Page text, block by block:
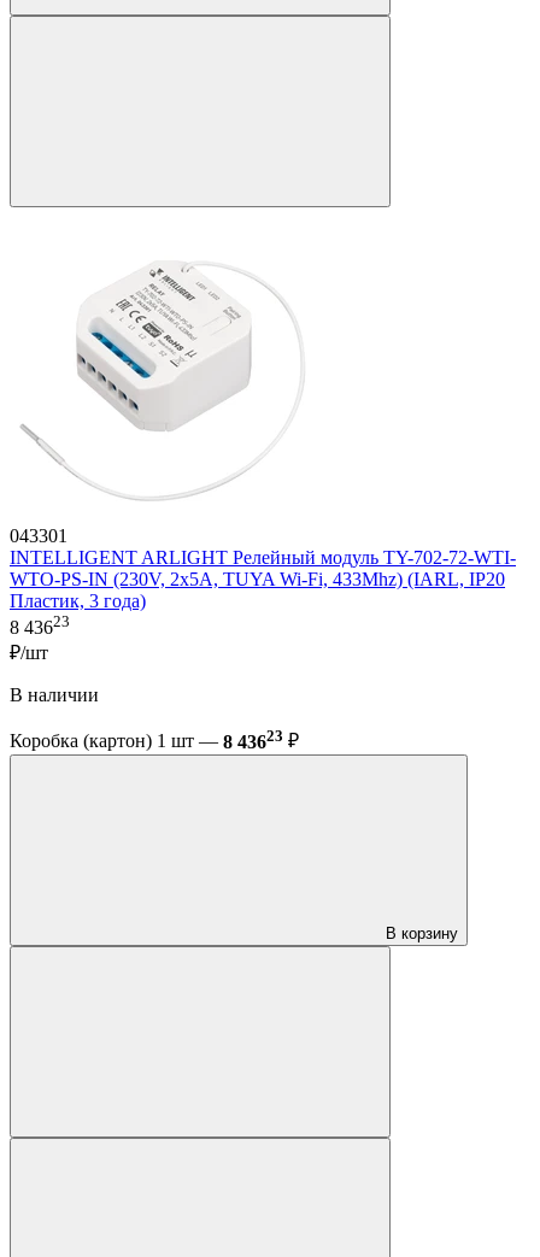
043301
INTELLIGENT ARLIGHT Релейный модуль TY-702-72-WTI-
WTO-PS-IN (230V, 2x5A, TUYA Wi-Fi, 433Mhz) (IARL, IP20
Пластик, 3 года)
8 43623
₽/шт
В наличии
Коробка (картон) 1 шт — 8 43623 ₽
В корзину